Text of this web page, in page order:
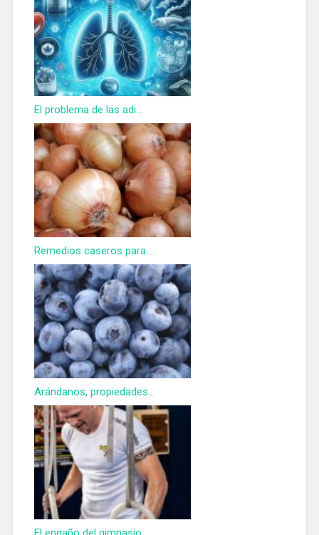
El problema de las adi...
Remedios caseros para ...
Arándanos, propiedades...